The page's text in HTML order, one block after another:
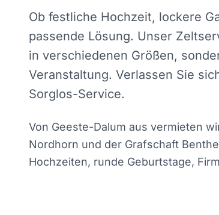
Ob festliche Hochzeit, lockere
passende Lösung. Unser
in verschiedenen Größen,
Veranstaltung. Verlassen Sie
Sorglos-Service.
Von Geeste-Dalum aus vermieten
Nordhorn und der Grafschaft
Hochzeiten, runde Geburtstage,